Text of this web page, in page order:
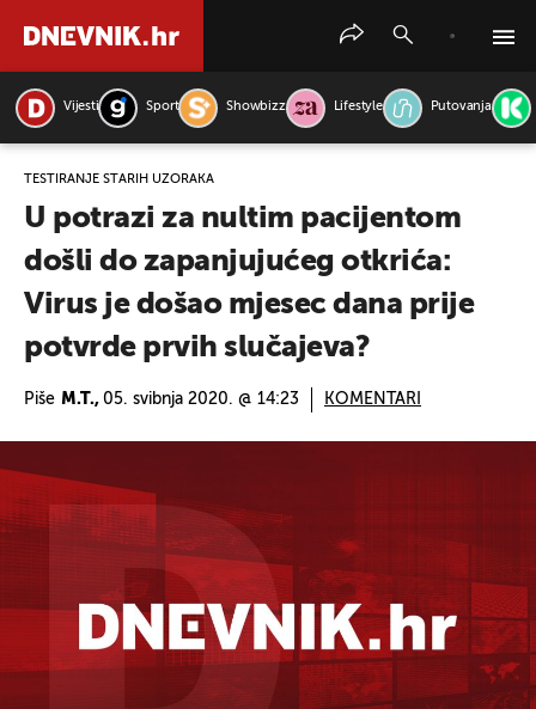
Vijesti Sport Showbizz Lifestyle Putovanja
TESTIRANJE STARIH UZORAKA
U potrazi za nultim pacijentom
došli do zapanjujućeg otkrića:
Virus je došao mjesec dana prije
potvrde prvih slučajeva?
Piše M.T., 05. svibnja 2020. @ 14:23 KOMENTARI
PRETRAŽITE VIJESTI